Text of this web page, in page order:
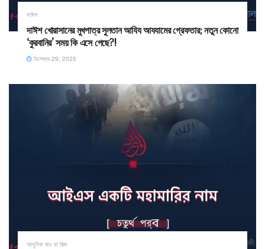
দাঈশ
দাঈশ খোরাসানের মুখপাত্র সুলতান আযিয আযযামের গ্রেফতার; নতুন কোনো
‘কুরবানির’ সময় কি এসে গেছে?!
ডিসেম্বর 29, 2025
আধুনিক খাও য়া রিজ